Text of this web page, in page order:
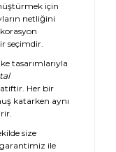
için
netliğini
seçimdir.
tasarımlarıyla
Her bir
katarken aynı
size
ile